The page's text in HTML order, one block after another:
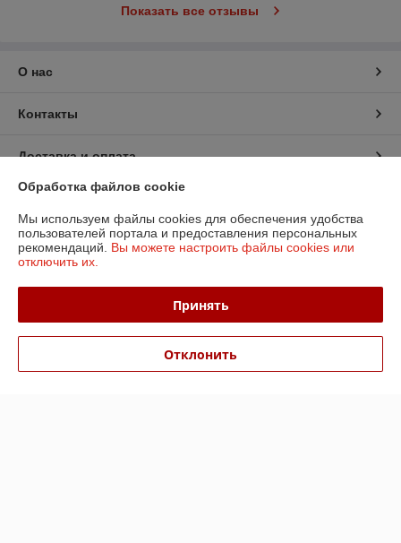
Показать все отзывы
О нас
Контакты
Доставка и оплата
График работы
Полная версия сайта
Сайт создан на платформе Deal.by
Обработка файлов cookie
Мы используем файлы cookies для обеспечения удобства
пользователей портала и предоставления персональных
рекомендаций. Вы можете настроить файлы cookies или
отключить их.
Принять
Отклонить